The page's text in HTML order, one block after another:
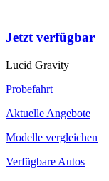
Jetzt verfügbar
Lucid Gravity
Probefahrt
Aktuelle Angebote
Modelle vergleichen
Verfügbare Autos